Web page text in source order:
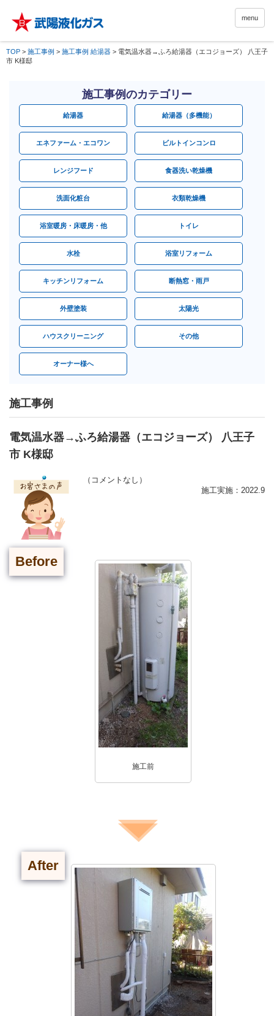
menu
TOP > 施工事例 > 施工事例 給湯器 > 電気温水器→ふろ給湯器（エコジョーズ） 八王子
市 K様邸
施工事例のカテゴリー
給湯器 給湯器（多機能）
エネファーム・エコワン ビルトインコンロ
レンジフード 食器洗い乾燥機
洗面化粧台 衣類乾燥機
浴室暖房・床暖房・他 トイレ
水栓 浴室リフォーム
キッチンリフォーム 断熱窓・雨戸
外壁塗装 太陽光
ハウスクリーニング その他
オーナー様へ
施工事例
電気温水器→ふろ給湯器（エコジョーズ） 八王子
市 K様邸
（コメントなし）
施工実施：2022.9
Before
施工前
After